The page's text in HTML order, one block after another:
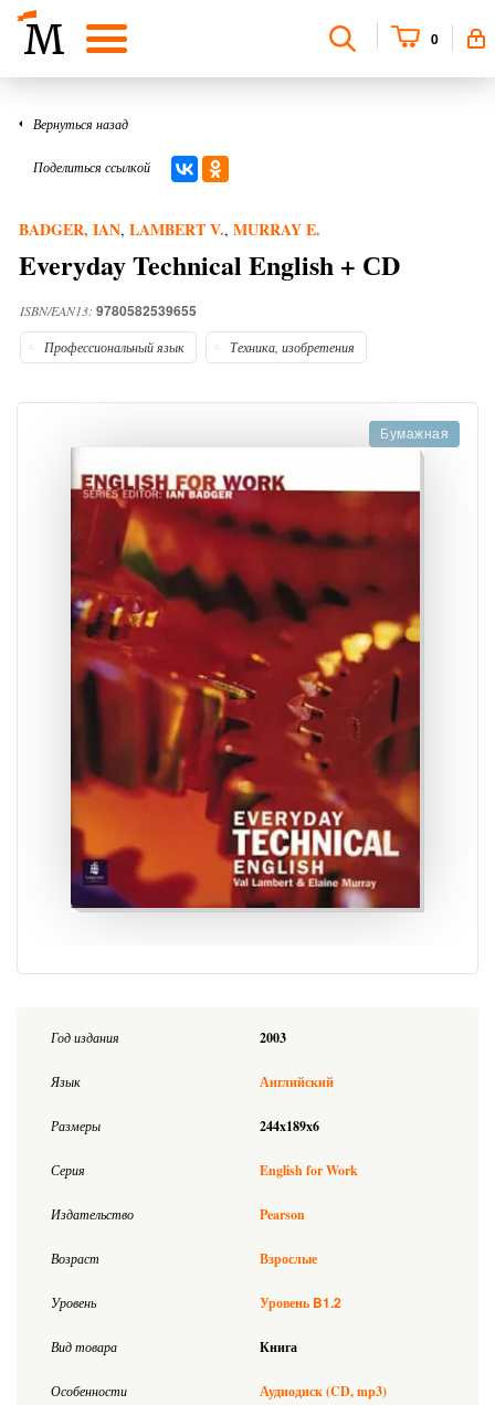
0
Вернуться назад
Поделиться ссылкой
BADGER, IAN, LAMBERT V., MURRAY E.
Everyday Technical English + СD
ISBN/EAN13: 9780582539655
Профессиональный язык Техника, изобретения
Бумажная
Год издания 2003
Язык Английский
Размеры 244x189x6
Серия English for Work
Издательство Pearson
Возраст Взрослые
Уровень Уровень B1.2
Вид товара Книга
Особенности Аудиодиск (CD, mp3)